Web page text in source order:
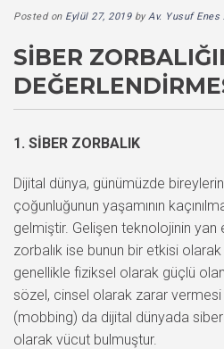
Posted on Eylül 27, 2019byAv. Yusuf Enes
SİBER
1. SİBER ZORBALIK
Dijital dünya, günümüzde
çoğunluğunun yaşamının
gelmiştir. Gelişen teknolojinin yan
zorbalık ise bunun bir etkisi olarak
genellikle fiziksel olarak güçlü
sözel, cinsel olarak zarar vermesi
(mobbing) da dijital dünyada
olarak vücut bulmuştur.